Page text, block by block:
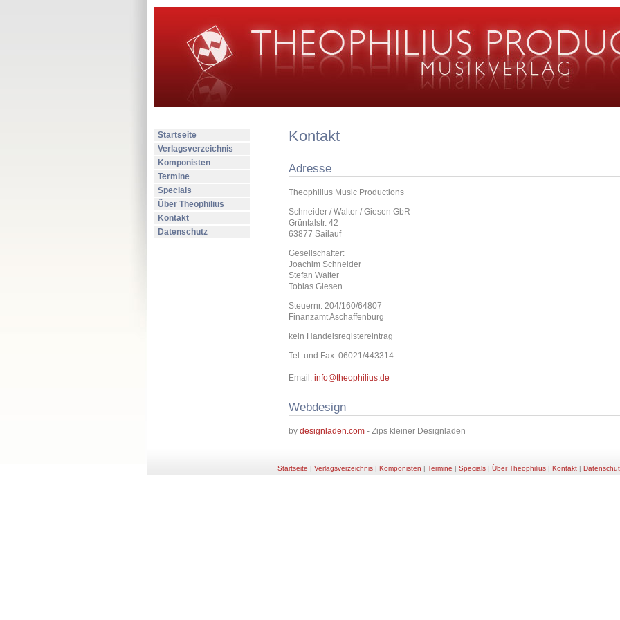
Startseite
Verlagsverzeichnis
Komponisten
Termine
Specials
Über Theophilius
Kontakt
Datenschutz
Kontakt
Adresse
Theophilius Music Productions
Schneider / Walter / Giesen GbR
Grüntalstr. 42
63877 Sailauf
Gesellschafter:
Joachim Schneider
Stefan Walter
Tobias Giesen
Steuernr. 204/160/64807
Finanzamt Aschaffenburg
kein Handelsregistereintrag
Tel. und Fax: 06021/443314
Email: info@theophilius.de
Webdesign
by designladen.com - Zips kleiner Designladen
Startseite | Verlagsverzeichnis| Komponisten | Termine | Specials| Über Theophilius| Kontakt|